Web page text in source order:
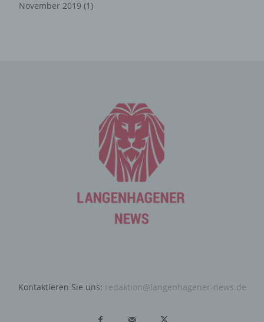
November 2019 (1)
Kontaktieren Sie uns: redaktion@langenhagener-news.de
Die Internetseite erfasst mit jedem Aufruf der
System verwendete Betriebssystem, (3) die
Internetseite, von welcher ein zugreifendes System auf
unsere Internetseite gelangt (sogenannte Referrer), (4)
die Unterwebseiten, welche über ein zugreifendes
System auf unserer Internetseite angesteuert werden,
(5) das Datum und die Uhrzeit eines Zugriffs auf die
Internetseite, (6) eine Internet-Protokoll-Adresse (IP-
Adresse), (7) der Internet-Service-Provider des
und Informationen, die der Gefahrenabwehr im Falle von
betroffene Person. Diese Informationen werden vielmehr
auszuliefern, (2) die Inhalte unserer Internetseite sowie